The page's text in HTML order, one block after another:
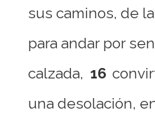
sus caminos, de
para andar por
calzada, 16
una desolación,